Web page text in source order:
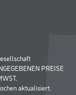
PREISE
aktualisiert.